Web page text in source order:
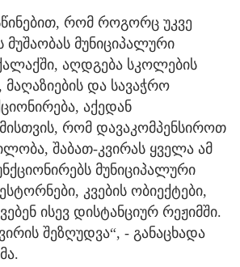
რომ როგორც უკვე
მუშაობას მუნიციპალური
აღდგება სკოლების
მაღაზიების და სავაჭრო
აქედან
რომ დავაკომპენსიროთ
შაბათ-კვირას ყველა ამ
მუნიციპალური
კვების ობიექტები,
ისევ დისტანციურ რეჟიმში.
შეზღუდვა“, - განაცხადა